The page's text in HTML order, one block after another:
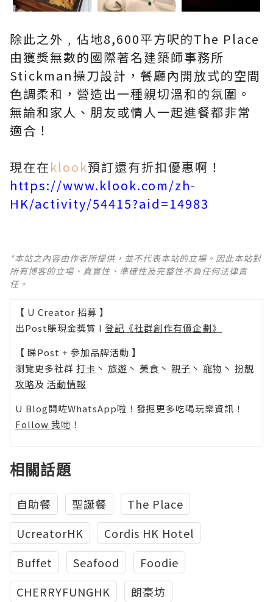
除此之外﹐佔地8,600平方呎的The Place
由獲獎無數的國際著名建築師事務所
Stickman操刀設計，餐廳內開放式的空間
色調柔和，營造出一種親切溫和的氛圍。
無論和家人、朋友或情人一起進餐都非常
適合！
現在在klook預訂還有折扣優惠啊！
https://www.klook.com/zh-
HK/activity/54415?aid=14983
*本站之內容由作者所提供，並不代表本站的立場。因此本站對
所有博客的立場、真實性、準確性及完整性不負任何法律責
任。
【 U Creator 招募 】
出Post賺現金獎賞 l 登記《社群創作有價企劃》
【 睇Post + 參加品牌活動 】
瀏覽更多社群 打卡 丶 旅遊 丶 美食 丶 親子 丶 寵物 丶 扮靚
攻略及 活動情報
U Blog開咗WhatsApp啦！發掘更多吃喝玩樂資訊！
Follow 我哋 ！
相關話題
自助餐 聖誕餐
The Place
UcreatorHK
Cordis HK Hotel
Buffet
Seafood
Foodie
CHERRYFUNGHK
朗豪坊